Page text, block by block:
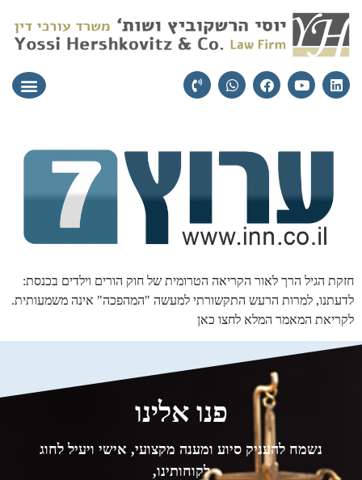
חזקת הגיל הרך לאור הקריאה הטרומית של חוק הורים וילדים בכנסת:
לדעתנו, למרות הרעש התקשורתי למעשה "המהפכה" אינה משמעותית.
לקריאת המאמר המלא לחצו כאן
פנו אלינו
נשמח להעניק סיוע ומענה מקצועי, אישי ויעיל לחוג
לקוחותינו,